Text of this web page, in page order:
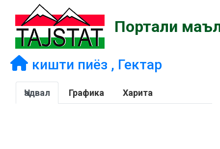
Портали
кишти пиёз , Гектар
Ҷадвал Графика Харита